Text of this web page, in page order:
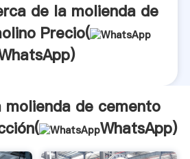
de la molienda de
Precio(
)
de cemento
WhatsApp)